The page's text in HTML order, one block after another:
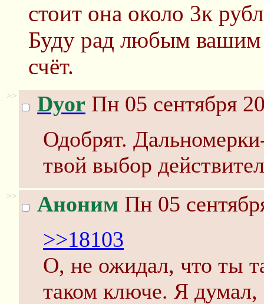
стоит она около 3к
Буду рад любым вашим
счёт.
>> Dyor Пн 05 сентября
Одобрят.
твой выбор
>> Аноним Пн 05
>>18103
О, не ожидал, что ты
таком ключе. Я